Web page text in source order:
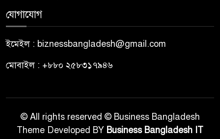
যোগাযোগ
ইমেইল : biznessbangladesh@gmail.com
মোবাইল : +৮৮০ ২৫৮৩১৭৯৪৬
© All rights reserved © Business Bangladesh
Theme Developed BY Business Bangladesh IT